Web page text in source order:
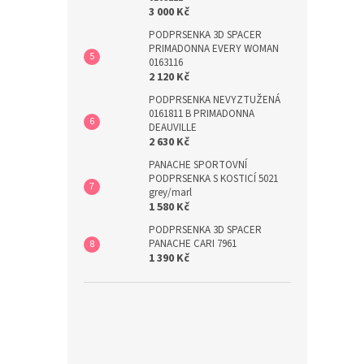
3 000 Kč
PODPRSENKA 3D SPACER
PRIMADONNA EVERY WOMAN
0163116
2 120 Kč
PODPRSENKA NEVYZTUŽENÁ
0161811 B PRIMADONNA
DEAUVILLE
2 630 Kč
PANACHE SPORTOVNÍ
PODPRSENKA S KOSTICÍ 5021
grey/marl
1 580 Kč
PODPRSENKA 3D SPACER
PANACHE CARI 7961
1 390 Kč